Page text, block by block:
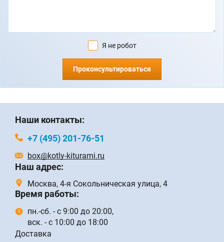
Я не робот
Проконсультироваться
Наши контакты:
+7 (495) 201-76-51
box@kotly-kiturami.ru
Наш адрес:
Москва, 4-я Сокольническая улица, 4
Время работы:
пн.-сб. - с 9:00 до 20:00,
вск. - с 10:00 до 18:00
Доставка